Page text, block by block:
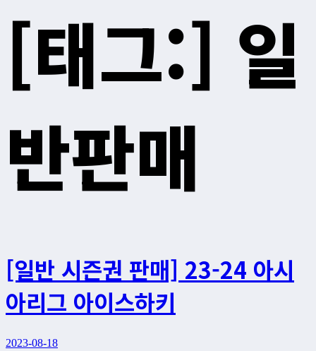
[태그:] 일
반판매
[일반 시즌권 판매] 23-24 아시
아리그 아이스하키
2023-08-18